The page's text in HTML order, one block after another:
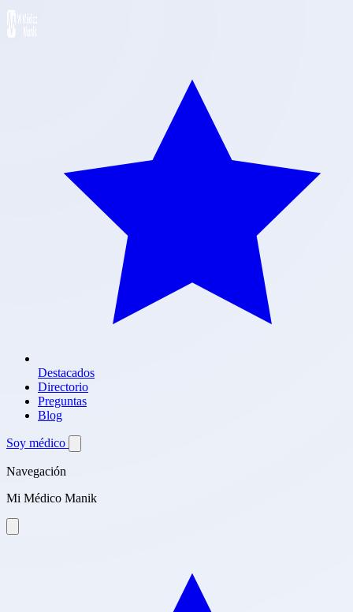
Destacados
Directorio
Preguntas
Blog
Soy médico
Navegación
Mi Médico Manik